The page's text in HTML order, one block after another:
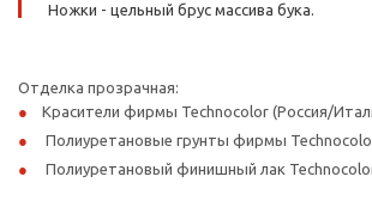
Ножки - цельный брус массива бука.
Отделка прозрачная:
Красители фирмы Technocolor (Россия/
Полиуретановые грунты фирмы
Полиуретановый финишный лак